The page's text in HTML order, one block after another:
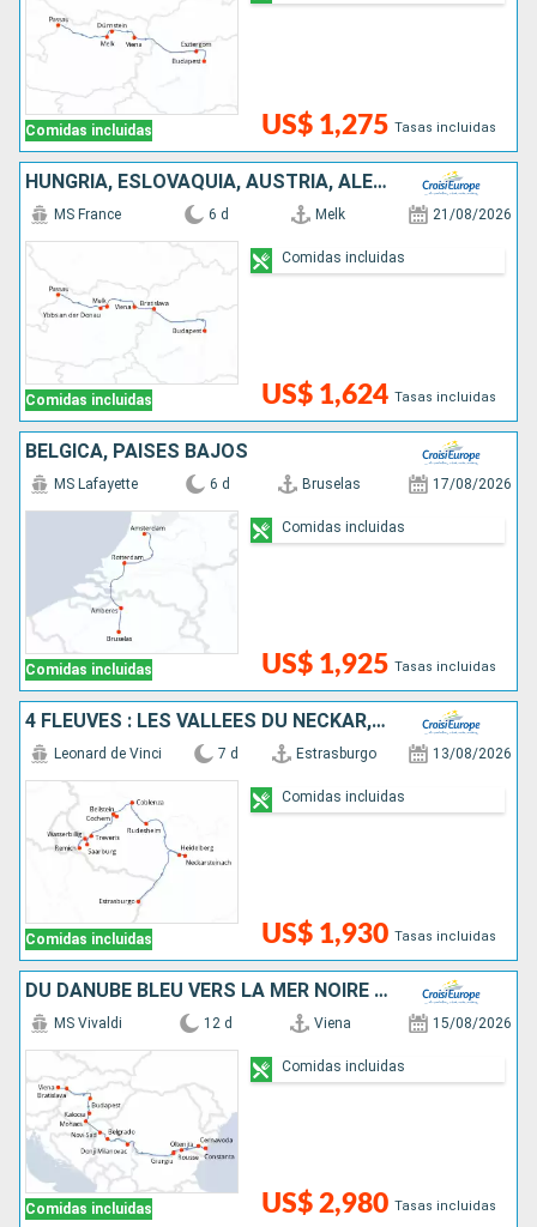
Comidas incluidas US$ 1,275 Tasas incluidas
HUNGRÍA, ESLOVAQUIA, AUSTRIA, ALEMANIA
Comidas incluidas
MS France 6 d Melk 21/08/2026
US$ 1,624 Tasas incluidas
Comidas incluidas
BÉLGICA, PAISES BAJOS
Comidas incluidas
MS Lafayette 6 d Bruselas 17/08/2026
US$ 1,925 Tasas incluidas
Comidas incluidas
4 FLEUVES : LES VALLÉES DU NECKAR, DU RHIN ROMANTIQUE, DE LA MOSELLE ET DE LA SARRE
Comidas incluidas
Leonard de Vinci 7 d Estrasburgo 13/08/2026
US$ 1,930 Tasas incluidas
Comidas incluidas
DU DANUBE BLEU VERS LA MER NOIRE - DE VIENNE À BUCAREST
Comidas incluidas
MS Vivaldi 12 d Viena 15/08/2026
US$ 2,980 Tasas incluidas
Comidas incluidas